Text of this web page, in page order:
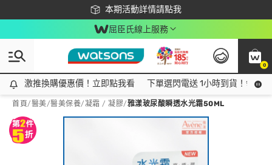
本期活動詳情請點我
下載app最高回饋$350
屈臣氏線上服務
0
激推換購優惠價！立即點我看
激推換購優惠價！立即點我看 下單選閃電送 1小時到貨！領神
首頁/醫美/醫美保養/凝霜 / 凝膠/雅漾玻尿酸瞬透水光霜50ML